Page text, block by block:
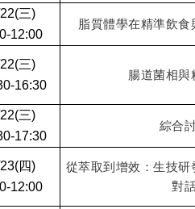
三)
12:00
脂質體學在精準飲
三)
16:30
腸道菌相與
三)
17:30
綜合
四)
12:00
從萃取到增效：生技
對